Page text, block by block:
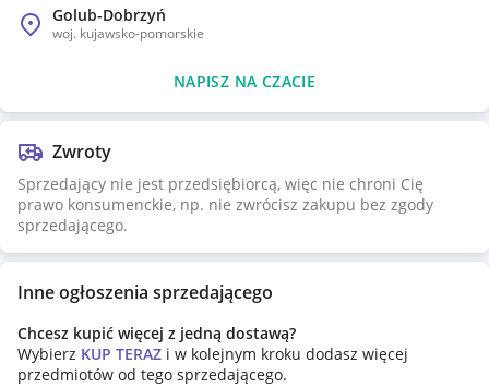
Golub-Dobrzyń
woj. kujawsko-pomorskie
NAPISZ NA CZACIE
Zwroty
Sprzedający nie jest przedsiębiorcą, więc nie chroni Cię
prawo konsumenckie, np. nie zwrócisz zakupu bez zgody
sprzedającego.
Inne ogłoszenia sprzedającego
Chcesz kupić więcej z jedną dostawą?
Wybierz KUP TERAZ i w kolejnym kroku dodasz więcej
przedmiotów od tego sprzedającego.